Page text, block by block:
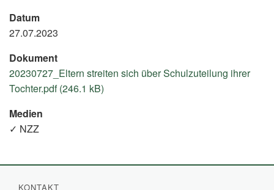
Datum
27.07.2023
Dokument
20230727_Eltern streiten sich über Schulzuteilung ihrer
Tochter.pdf (246.1 kB)
Medien
✓ NZZ
KONTAKT